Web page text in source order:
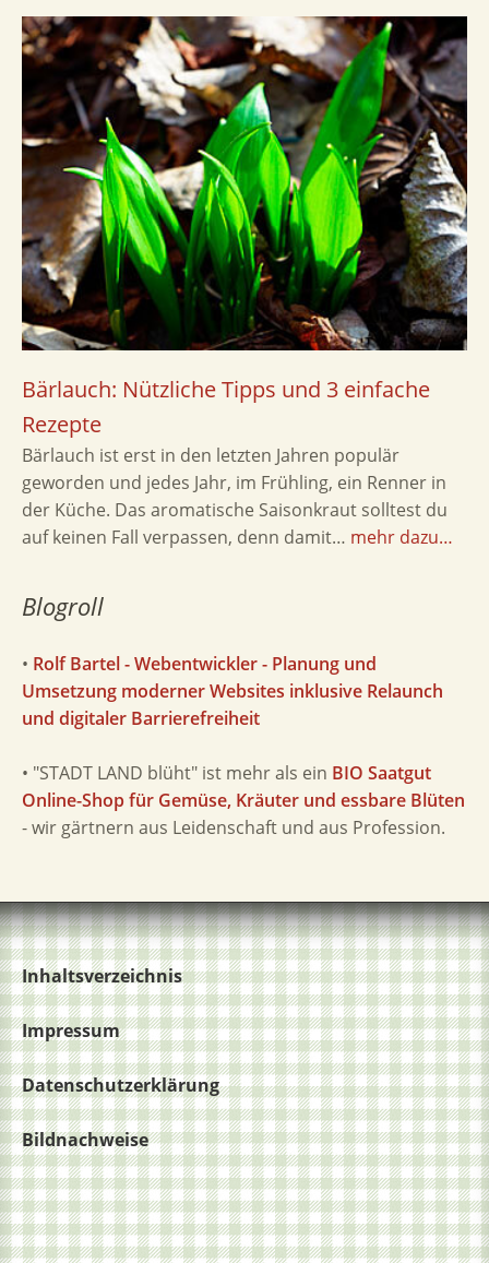
Bärlauch: Nützliche Tipps und 3 einfache
Rezepte
Bärlauch ist erst in den letzten Jahren populär
geworden und jedes Jahr, im Frühling, ein Renner in
der Küche. Das aromatische Saisonkraut solltest du
auf keinen Fall verpassen, denn damit… mehr dazu…
Blogroll
• Rolf Bartel - Webentwickler - Planung und
Umsetzung moderner Websites inklusive Relaunch
und digitaler Barrierefreiheit
• "STADT LAND blüht" ist mehr als ein BIO Saatgut
Online-Shop für Gemüse, Kräuter und essbare Blüten
- wir gärtnern aus Leidenschaft und aus Profession.
Inhaltsverzeichnis
Impressum
Datenschutzerklärung
Bildnachweise